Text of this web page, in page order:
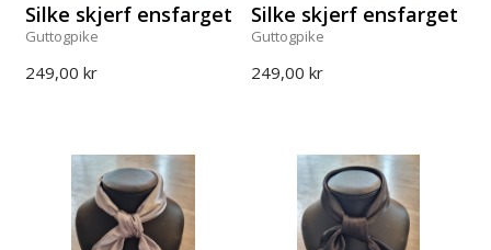
Silke skjerf ensfarget
Guttogpike
249,00 kr
Silke skjerf ensfarget
Guttogpike
249,00 kr